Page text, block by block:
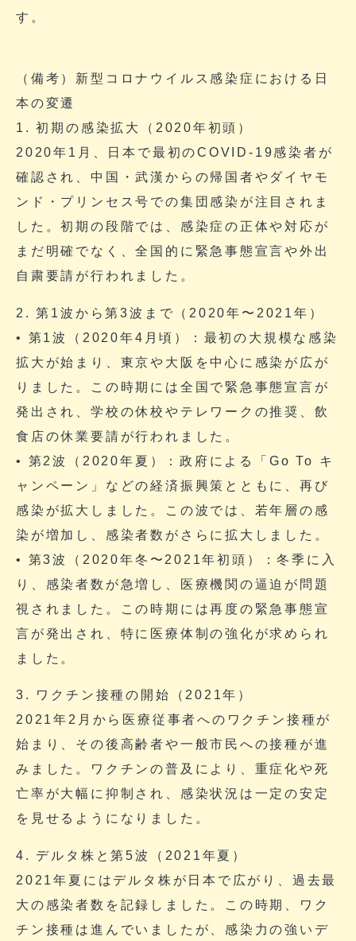
す。
（備考）新型コロナウイルス感染症における日
本の変遷
1. 初期の感染拡大（2020年初頭）
2020年1月、日本で最初のCOVID-19感染者が
確認され、中国・武漢からの帰国者やダイヤモ
ンド・プリンセス号での集団感染が注目されま
した。初期の段階では、感染症の正体や対応が
まだ明確でなく、全国的に緊急事態宣言や外出
自粛要請が行われました。
2. 第1波から第3波まで（2020年〜2021年）
• 第1波（2020年4月頃）：最初の大規模な感染
拡大が始まり、東京や大阪を中心に感染が広が
りました。この時期には全国で緊急事態宣言が
発出され、学校の休校やテレワークの推奨、飲
食店の休業要請が行われました。
• 第2波（2020年夏）：政府による「Go To キ
ャンペーン」などの経済振興策とともに、再び
感染が拡大しました。この波では、若年層の感
染が増加し、感染者数がさらに拡大しました。
• 第3波（2020年冬〜2021年初頭）：冬季に入
り、感染者数が急増し、医療機関の逼迫が問題
視されました。この時期には再度の緊急事態宣
言が発出され、特に医療体制の強化が求められ
ました。
3. ワクチン接種の開始（2021年）
2021年2月から医療従事者へのワクチン接種が
始まり、その後高齢者や一般市民への接種が進
みました。ワクチンの普及により、重症化や死
亡率が大幅に抑制され、感染状況は一定の安定
を見せるようになりました。
4. デルタ株と第5波（2021年夏）
2021年夏にはデルタ株が日本で広がり、過去最
大の感染者数を記録しました。この時期、ワク
チン接種は進んでいましたが、感染力の強いデ